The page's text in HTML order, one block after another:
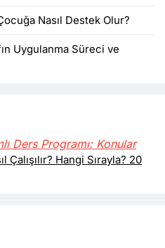
Nasıl Destek Olur?
Uygulanma Süreci ve
Ders Programı: Konular
Çalışılır? Hangi Sırayla? 20